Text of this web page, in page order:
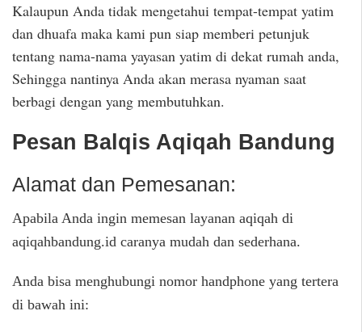
Kalaupun Anda tidak mengetahui tempat-tempat yatim
dan dhuafa maka kami pun siap memberi petunjuk
tentang nama-nama yayasan yatim di dekat rumah anda,
Sehingga nantinya Anda akan merasa nyaman saat
berbagi dengan yang membutuhkan.
Pesan Balqis Aqiqah Bandung
Alamat dan Pemesanan:
Apabila Anda ingin memesan layanan aqiqah di
aqiqahbandung.id caranya mudah dan sederhana.
Anda bisa menghubungi nomor handphone yang tertera
di bawah ini: